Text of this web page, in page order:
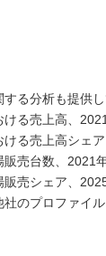
る分析も提供し
る売上高、
る売上高シェア
売台数、2021
売シェア、2025
のプロファイ